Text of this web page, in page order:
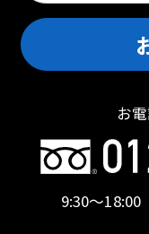
お
9:30〜18:00